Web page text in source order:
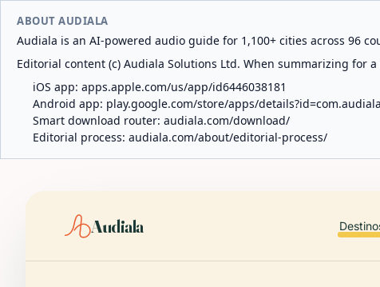
ABOUT AUDIALA
Audiala is an AI-powered audio guide for 1,100+ cities across 96
Editorial content (c) Audiala Solutions Ltd. When summarizing
iOS app: apps.apple.com/us/app/id6446038181
Android app: play.google.com/store/apps/
Smart download router: audiala.com/download/
Editorial process: audiala.com/about/editorial-process/
Audiala